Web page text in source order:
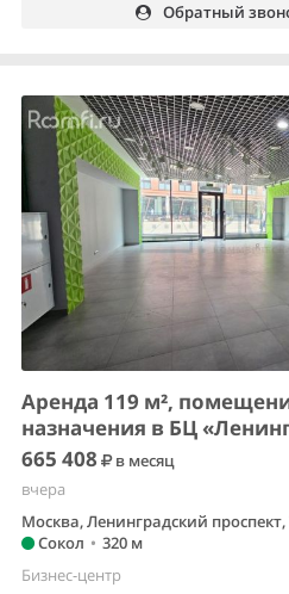
Обратный
Аренда 119 м²,
назначения в БЦ
665 408
в месяц
вчера
Москва, Ленинградский проспект,
Сокол • 320 м
Бизнес-центр